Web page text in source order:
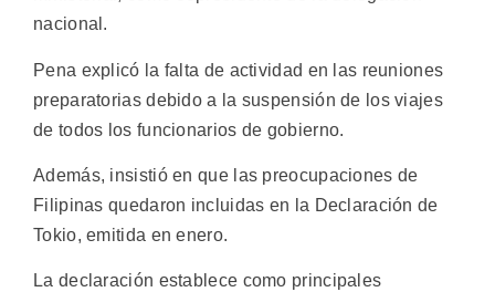
nacional.
Pena explicó la falta de actividad en las reuniones
preparatorias debido a la suspensión de los viajes
de todos los funcionarios de gobierno.
Además, insistió en que las preocupaciones de
Filipinas quedaron incluidas en la Declaración de
Tokio, emitida en enero.
La declaración establece como principales